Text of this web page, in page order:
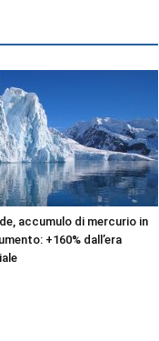
accumulo di mercurio in
+160% dall’era